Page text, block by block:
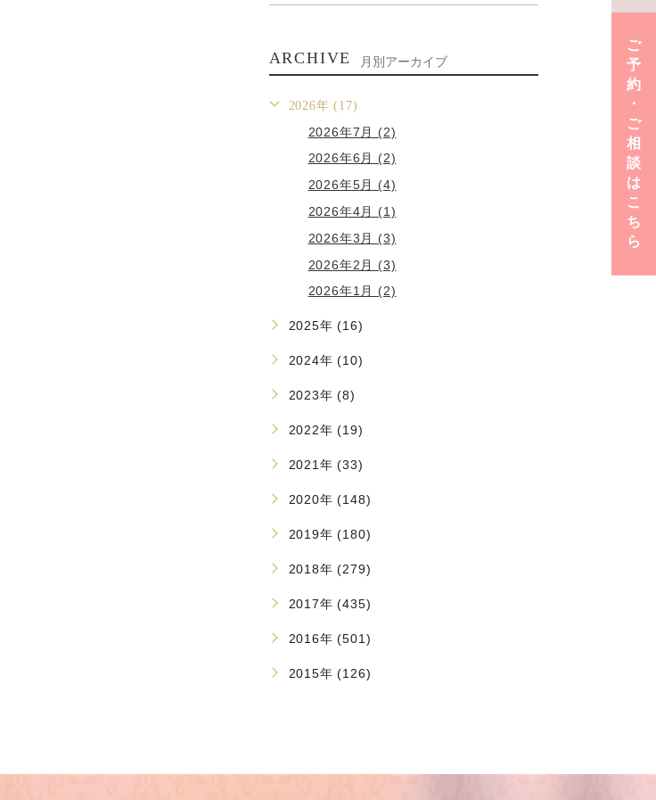
ご
予
約
･
ご
相
談
は
こ
ち
ら
ARCHIVE 月別アーカイブ
2026年 (17)
2026年7月 (2)
2026年6月 (2)
2026年5月 (4)
2026年4月 (1)
2026年3月 (3)
2026年2月 (3)
2026年1月 (2)
2025年 (16)
2024年 (10)
2023年 (8)
2022年 (19)
2021年 (33)
2020年 (148)
2019年 (180)
2018年 (279)
2017年 (435)
2016年 (501)
2015年 (126)